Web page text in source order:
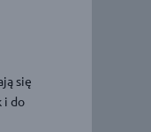
się
i do